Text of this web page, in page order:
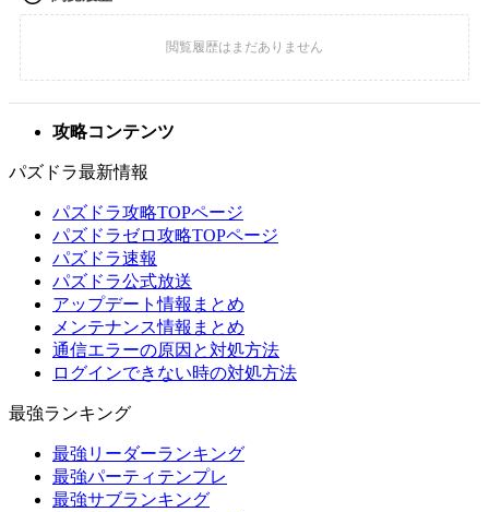
攻略コンテンツ
パズドラ最新情報
パズドラ攻略TOPページ
パズドラゼロ攻略TOPページ
パズドラ速報
パズドラ公式放送
アップデート情報まとめ
メンテナンス情報まとめ
通信エラーの原因と対処方法
ログインできない時の対処方法
最強ランキング
最強リーダーランキング
最強パーティテンプレ
最強サブランキング